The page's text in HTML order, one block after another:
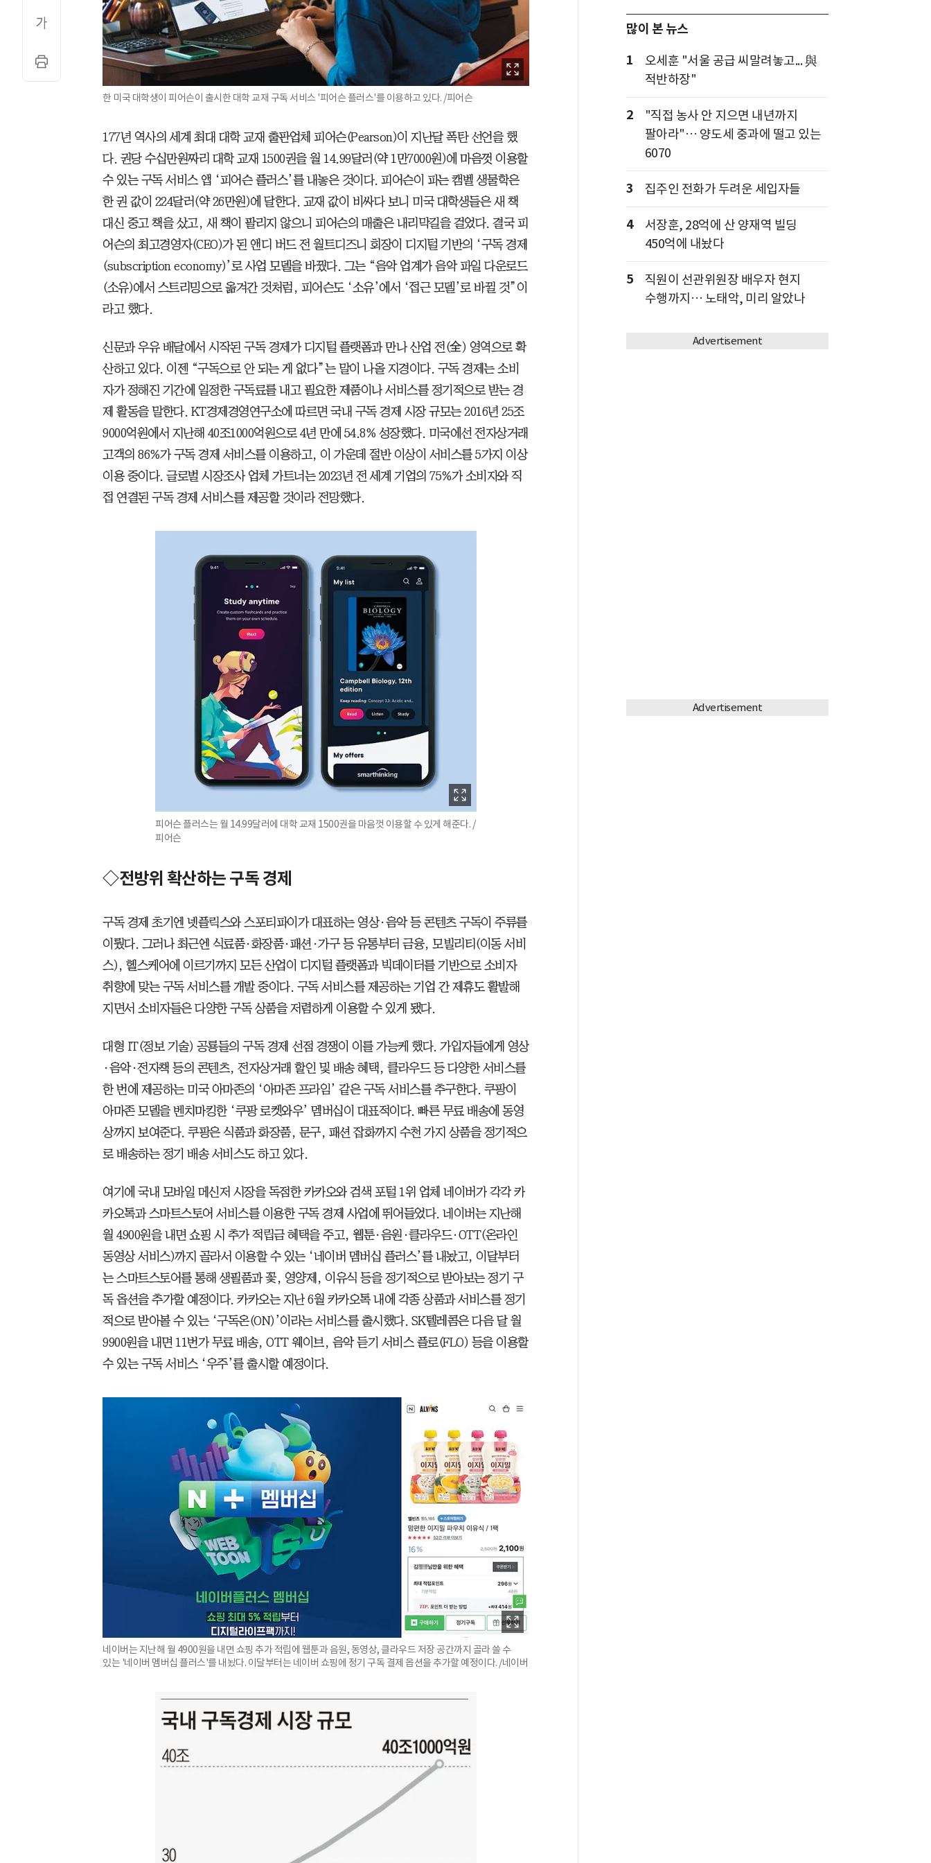
한 미국 대학생이 피어슨이 출시한 대학 교재 구독 서비스 '피어슨 플러스'를 이용하고 있다. /피어슨
177년 역사의 세계 최대 대학 교재 출판업체 피어슨(Pearson)이 지난달 폭탄 선언을 했
다. 권당 수십만원짜리 대학 교재 1500권을 월 14.99달러(약 1만7000원)에 마음껏 이용할
수 있는 구독 서비스 앱 ‘피어슨 플러스’를 내놓은 것이다. 피어슨이 파는 캠벨 생물학은
한 권 값이 224달러(약 26만원)에 달한다. 교재 값이 비싸다 보니 미국 대학생들은 새 책
대신 중고 책을 샀고, 새 책이 팔리지 않으니 피어슨의 매출은 내리막길을 걸었다. 결국 피
어슨의 최고경영자(CEO)가 된 앤디 버드 전 월트디즈니 회장이 디지털 기반의 ‘구독 경제
(subscription economy)’로 사업 모델을 바꿨다. 그는 “음악 업계가 음악 파일 다운로드
(소유)에서 스트리밍으로 옮겨간 것처럼, 피어슨도 ‘소유’에서 ‘접근 모델’로 바뀔 것”이
라고 했다.
신문과 우유 배달에서 시작된 구독 경제가 디지털 플랫폼과 만나 산업 전(全) 영역으로 확
산하고 있다. 이젠 “구독으로 안 되는 게 없다”는 말이 나올 지경이다. 구독 경제는 소비
자가 정해진 기간에 일정한 구독료를 내고 필요한 제품이나 서비스를 정기적으로 받는 경
제 활동을 말한다. KT경제경영연구소에 따르면 국내 구독 경제 시장 규모는 2016년 25조
9000억원에서 지난해 40조1000억원으로 4년 만에 54.8% 성장했다. 미국에선 전자상거래
고객의 86%가 구독 경제 서비스를 이용하고, 이 가운데 절반 이상이 서비스를 5가지 이상
이용 중이다. 글로벌 시장조사 업체 가트너는 2023년 전 세계 기업의 75%가 소비자와 직
접 연결된 구독 경제 서비스를 제공할 것이라 전망했다.
피어슨 플러스는 월 14.99달러에 대학 교재 1500권을 마음껏 이용할 수 있게 해준다. /
피어슨
◇전방위 확산하는 구독 경제
구독 경제 초기엔 넷플릭스와 스포티파이가 대표하는 영상·음악 등 콘텐츠 구독이 주류를
이뤘다. 그러나 최근엔 식료품·화장품·패션·가구 등 유통부터 금융, 모빌리티(이동 서비
스), 헬스케어에 이르기까지 모든 산업이 디지털 플랫폼과 빅데이터를 기반으로 소비자
취향에 맞는 구독 서비스를 개발 중이다. 구독 서비스를 제공하는 기업 간 제휴도 활발해
지면서 소비자들은 다양한 구독 상품을 저렴하게 이용할 수 있게 됐다.
대형 IT(정보 기술) 공룡들의 구독 경제 선점 경쟁이 이를 가능케 했다. 가입자들에게 영상
·음악·전자책 등의 콘텐츠, 전자상거래 할인 및 배송 혜택, 클라우드 등 다양한 서비스를
한 번에 제공하는 미국 아마존의 ‘아마존 프라임’ 같은 구독 서비스를 추구한다. 쿠팡이
아마존 모델을 벤치마킹한 ‘쿠팡 로켓와우’ 멤버십이 대표적이다. 빠른 무료 배송에 동영
상까지 보여준다. 쿠팡은 식품과 화장품, 문구, 패션 잡화까지 수천 가지 상품을 정기적으
로 배송하는 정기 배송 서비스도 하고 있다.
여기에 국내 모바일 메신저 시장을 독점한 카카오와 검색 포털 1위 업체 네이버가 각각 카
카오톡과 스마트스토어 서비스를 이용한 구독 경제 사업에 뛰어들었다. 네이버는 지난해
월 4900원을 내면 쇼핑 시 추가 적립금 혜택을 주고, 웹툰·음원·클라우드·OTT(온라인
동영상 서비스)까지 골라서 이용할 수 있는 ‘네이버 멤버십 플러스’를 내놨고, 이달부터
는 스마트스토어를 통해 생필품과 꽃, 영양제, 이유식 등을 정기적으로 받아보는 정기 구
독 옵션을 추가할 예정이다. 카카오는 지난 6월 카카오톡 내에 각종 상품과 서비스를 정기
적으로 받아볼 수 있는 ‘구독온(ON)’이라는 서비스를 출시했다. SK텔레콤은 다음 달 월
9900원을 내면 11번가 무료 배송, OTT 웨이브, 음악 듣기 서비스 플로(FLO) 등을 이용할
수 있는 구독 서비스 ‘우주’를 출시할 예정이다.
네이버는 지난해 월 4900원을 내면 쇼핑 추가 적립에 웹툰과 음원, 동영상, 클라우드 저장 공간까지 골라 쓸 수
있는 '네이버 멤버십 플러스'를 내놨다. 이달부터는 네이버 쇼핑에 정기 구독 결제 옵션을 추가할 예정이다. /네이버
많이 본 뉴스
1
오세훈 "서울 공급 씨말려놓고... 與
적반하장"
2
"직접 농사 안 지으면 내년까지
팔아라"… 양도세 중과에 떨고 있는
6070
3 집주인 전화가 두려운 세입자들
4
서장훈, 28억에 산 양재역 빌딩
450억에 내놨다
5
직원이 선관위원장 배우자 현지
수행까지… 노태악, 미리 알았나